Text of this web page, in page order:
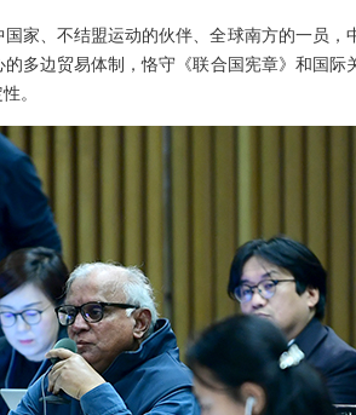
家、不结盟运动的伙伴、全球南方的一员，
多边贸易体制，恪守《联合国宪章》和国际
。